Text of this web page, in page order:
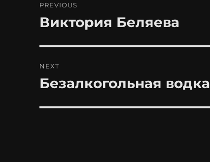
navigation
PREVIOUS
Previous
Виктория Беляева
NEXT
Next
Безалкогольная водка